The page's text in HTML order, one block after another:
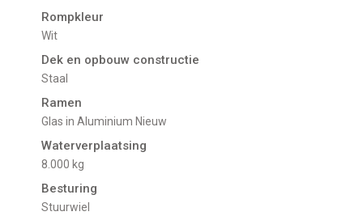
Rompkleur
Wit
Dek en opbouw constructie
Staal
Ramen
Glas in Aluminium Nieuw
Waterverplaatsing
8.000 kg
Besturing
Stuurwiel